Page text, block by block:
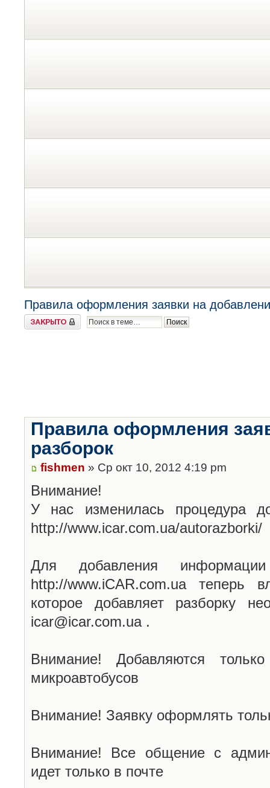
Правила оформления заявки на
Закрыто
Правила оформления
разборок
fishmen » Ср окт 10, 2012 4:19 pm
Внимание!
У нас изменилась процедура
http://www.icar.com.ua/autorazborki/
Для добавления
http://www.iCAR.com.ua теперь
которое добавляет разборку
icar@icar.com.ua .
Внимание! Добавляются
микроавтобусов
Внимание! Заявку оформлять
Внимание! Все общение с
идет только в почте